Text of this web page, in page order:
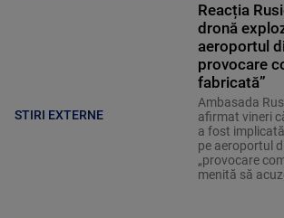
STIRI EXTERNE
Reacția
dronă
aeroportul
provocare
fabricată”
Ambasada
afirmat vineri
a fost
pe aeroportul
„provocare
menită să